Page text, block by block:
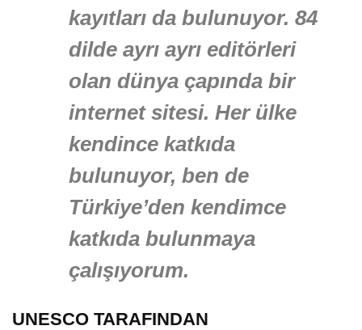
kayıtları da bulunuyor. 84
dilde ayrı ayrı editörleri
olan dünya çapında bir
internet sitesi. Her ülke
kendince katkıda
bulunuyor, ben de
Türkiye’den kendimce
katkıda bulunmaya
çalışıyorum.
UNESCO TARAFINDAN